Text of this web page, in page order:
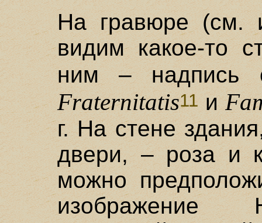
На гравюре (см.
видим какое-то
ним – надпись
Fraternitatis11 и
г. На стене
двери, – роза и
можно
изображение